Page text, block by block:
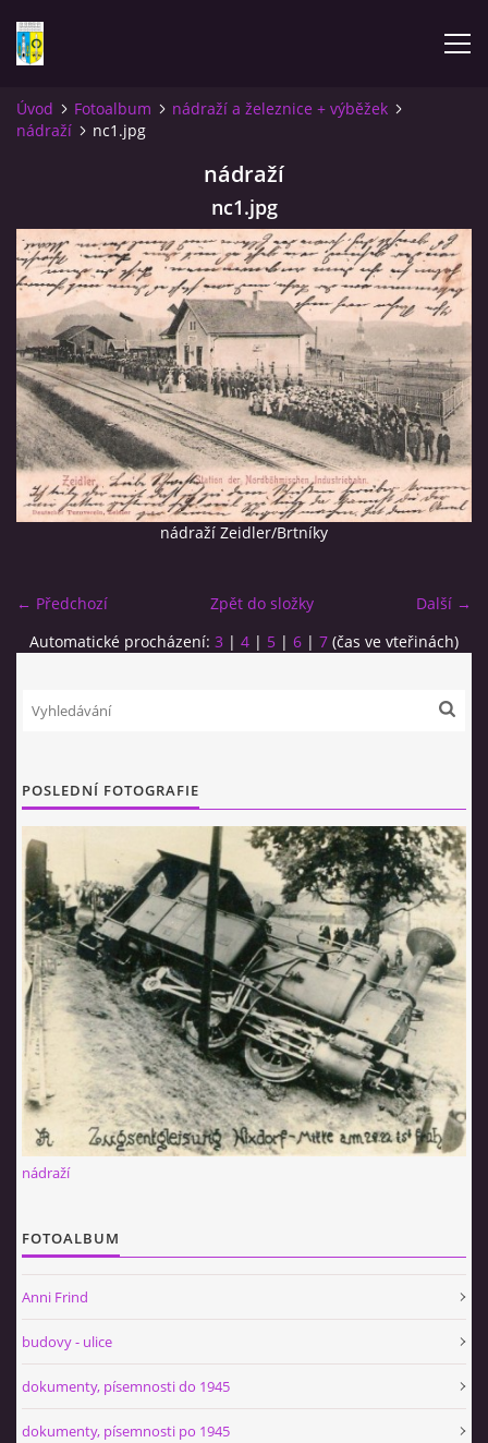
ÚVOD
FOTOALBUM
KOMENTÁŘE
KONTAKT
KNIHA MIKULÁŠOVICE - NIXDORF
Úvod Fotoalbum
nádraží a železnice + výběžek
nádraží
nc1.jpg
nádraží
nc1.jpg
nádraží Zeidler/Brtníky
← Předchozí Další →
Zpět do složky
Automatické procházení: 3 | 4 | 5 | 6 | 7 (čas ve vteřinách)
POSLEDNÍ FOTOGRAFIE
nádraží
FOTOALBUM
Anni Frind
budovy - ulice
dokumenty, písemnosti do 1945
dokumenty, písemnosti po 1945